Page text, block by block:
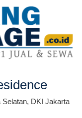
DKI Jakarta